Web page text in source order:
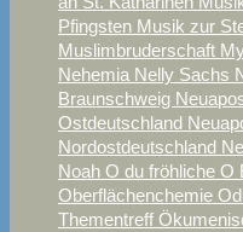
Pfingsten Musik zur
Muslimbruderschaft
Nehemia Nelly Sachs
Braunschweig
Ostdeutschland
Nordostdeutschland
Noah O du fröhliche O
Oberflächenchemie
Thementreff